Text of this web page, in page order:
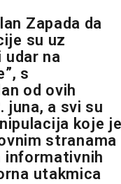
Zapada da
su uz
na
s
od ovih
juna, a svi su
koje je
stranama
informativnih
utakmica